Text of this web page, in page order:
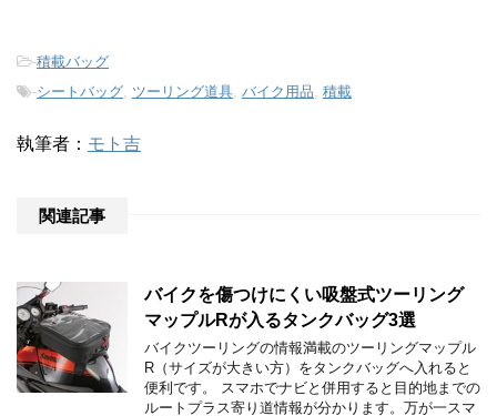
-積載バッグ
-シートバッグ, ツーリング道具, バイク用品, 積載
執筆者： モト吉
関連記事
バイクを傷つけにくい吸盤式ツーリング
マップルRが入るタンクバッグ3選
バイクツーリングの情報満載のツーリングマップル
R（サイズが大きい方）をタンクバッグへ入れると
便利です。 スマホでナビと併用すると目的地までの
ルートプラス寄り道情報が分かります。万が一スマ